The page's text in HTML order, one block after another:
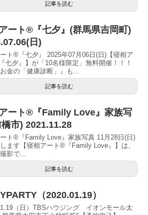
記事を読む
ート®︎『七夕』(群馬県吉岡町)
日)
ト®『七夕』 2025年07月06日(日)【寝相ア
七夕』】が「10名様限定」無料開催！！！
金の「健康診断」』も...
記事を読む
ート®『Family Love』家族写
市) 2021.11.28
ト®『Family Love』家族写真 11月28日(日)
ます【寝相アート®︎『Family Love』】は、
影で...
記事を読む
（2020.01.19）
（日）TBSハウジング イオンモール太